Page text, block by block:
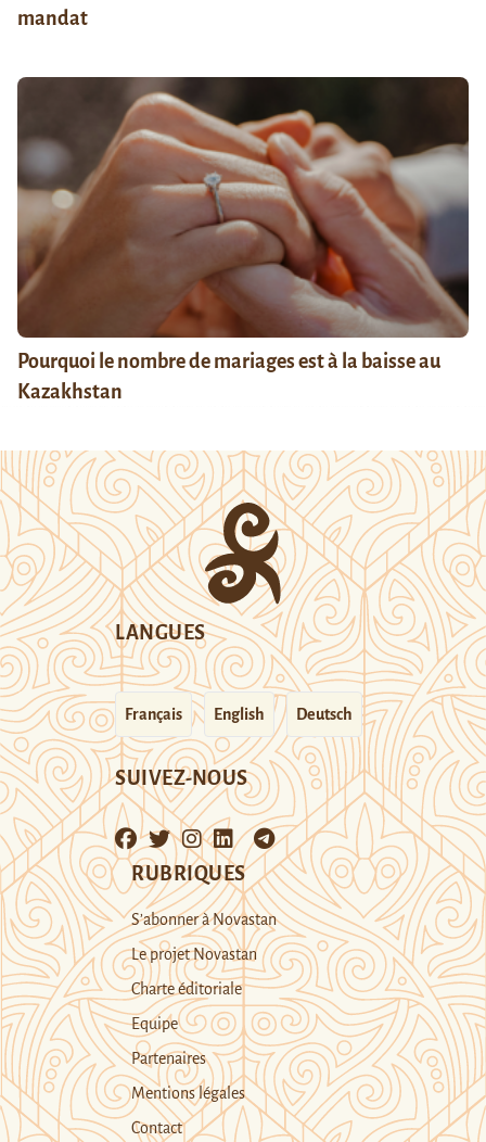
mandat
Pourquoi le nombre de mariages est à la baisse au
Kazakhstan
LANGUES
Français English Deutsch
SUIVEZ-NOUS
RUBRIQUES
S’abonner à Novastan
Le projet Novastan
Charte éditoriale
Equipe
Partenaires
Mentions légales
Contact